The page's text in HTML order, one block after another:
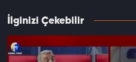
İlginizi Çekebilir